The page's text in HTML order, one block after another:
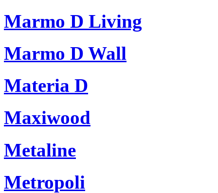
Marmo D Living
Marmo D Wall
Materia D
Maxiwood
Metaline
Metropoli